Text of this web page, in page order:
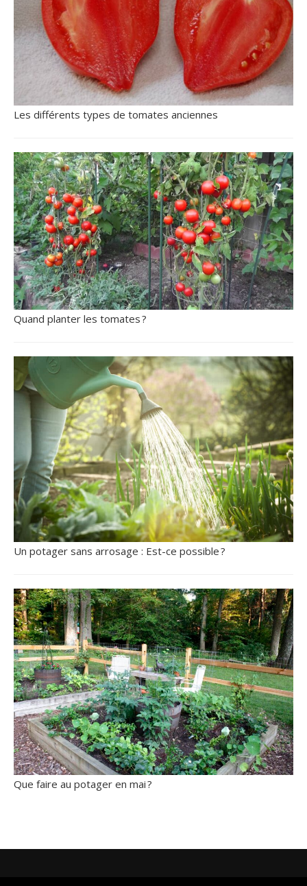
Les différents types de tomates anciennes
Quand planter les tomates ?
Un potager sans arrosage : Est-ce possible ?
Que faire au potager en mai ?